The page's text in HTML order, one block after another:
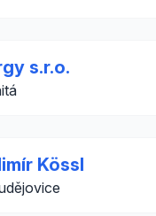
s.r.o.
Kössl